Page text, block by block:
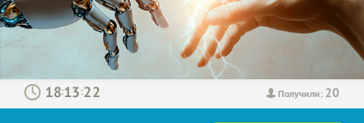
Получили: 20
: :